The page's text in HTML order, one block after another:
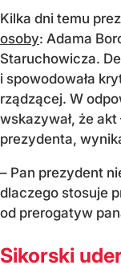
Kilka dni temu
osoby: Adama
Staruchowicza.
i spowodowała
rządzącej. W
wskazywał, że
prezydenta,
– Pan prezydent
dlaczego stosuje
od prerogatyw
Sikorski